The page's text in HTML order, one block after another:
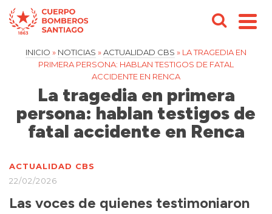
INICIO » NOTICIAS »ACTUALIDAD CBS » LA TRAGEDIA EN
PRIMERA PERSONA: HABLAN TESTIGOS DE FATAL
ACCIDENTE EN RENCA
La tragedia en primera
persona: hablan testigos de
fatal accidente en Renca
ACTUALIDAD CBS
22/02/2026
Las voces de quienes testimoniaron